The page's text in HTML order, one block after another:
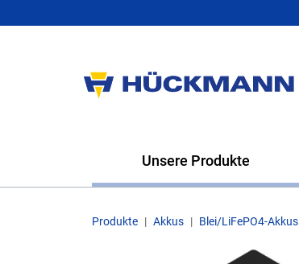
Unsere Produkte
Produkte Akkus Blei/LiFePO4-Akkus